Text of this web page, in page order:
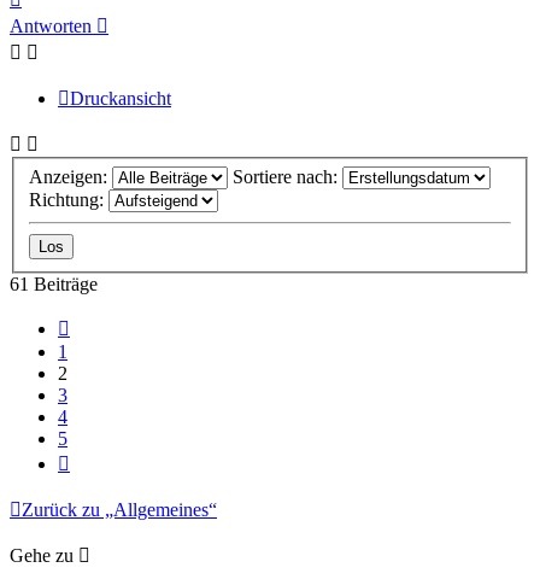
oben
Antworten
Druckansicht
Anzeigen:
Sortiere nach:
Richtung:
61 Beiträge
1
2
3
4
5
Zurück zu „Allgemeines“
Gehe zu